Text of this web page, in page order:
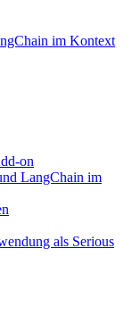
im Kontext
on
LangChain im
als Serious